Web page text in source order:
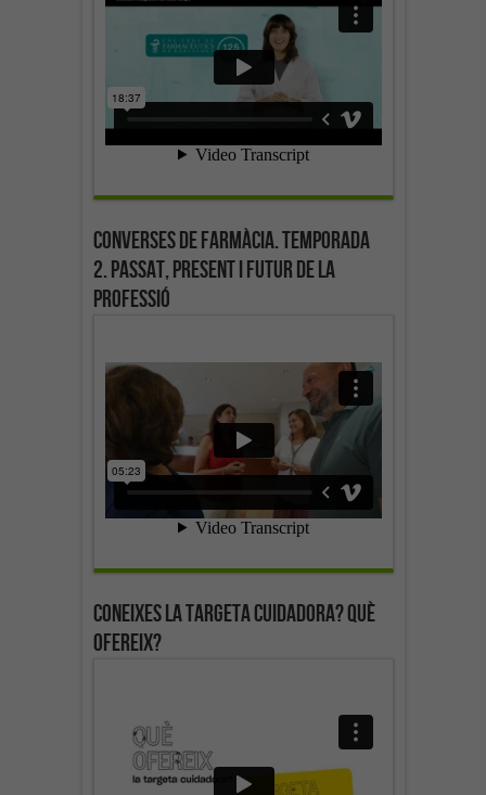
Converses de farmàcia. Temporada
2. Passat, present i futur de la
professió
Coneixes la targeta cuidadora? Què
ofereix?